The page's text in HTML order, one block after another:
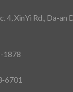
4, XinYi Rd., Da-
1878
6701